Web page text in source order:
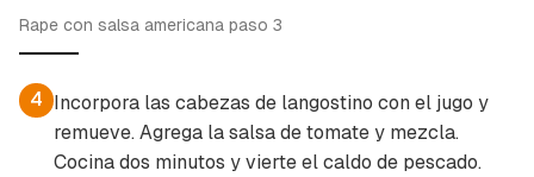
Rape con salsa americana paso 3
4 Incorpora las cabezas de langostino con el jugo y
remueve. Agrega la salsa de tomate y mezcla.
Cocina dos minutos y vierte el caldo de pescado.